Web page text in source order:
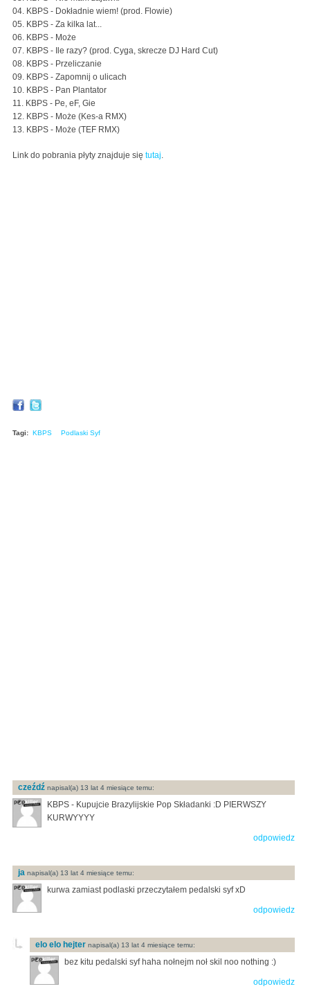
04. KBPS - Dokładnie wiem! (prod. Flowie)
05. KBPS - Za kilka lat...
06. KBPS - Może
07. KBPS - Ile razy? (prod. Cyga, skrecze DJ Hard Cut)
08. KBPS - Przeliczanie
09. KBPS - Zapomnij o ulicach
10. KBPS - Pan Plantator
11. KBPS - Pe, eF, Gie
12. KBPS - Może (Kes-a RMX)
13. KBPS - Może (TEF RMX)
Link do pobrania płyty znajduje się tutaj.
Tagi: KBPS Podlaski Syf
czeźdź napisal(a) 13 lat 4 miesiące temu:
KBPS - Kupujcie Brazylijskie Pop Składanki :D PIERWSZY
KURWYYYY
odpowiedz
ja napisal(a) 13 lat 4 miesiące temu:
kurwa zamiast podlaski przeczytałem pedalski syf xD
odpowiedz
elo elo hejter napisal(a) 13 lat 4 miesiące temu:
bez kitu pedalski syf haha nołnejm noł skil noo nothing :)
odpowiedz